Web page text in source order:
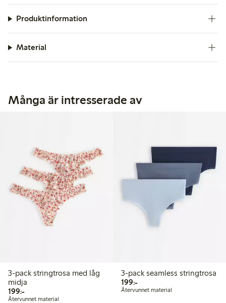
Produktinformation
Material
Många är intresserade av
3-pack stringtrosa med låg
midja
199:-199,00 kr
Återvunnet material
3-pack seamless stringtrosa
199:-199,00 kr
Återvunnet material